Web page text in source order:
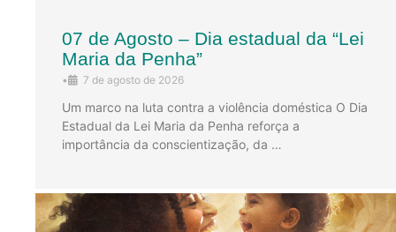
07 de Agosto – Dia estadual da “Lei
Maria da Penha”
• 7 de agosto de 2026
Um marco na luta contra a violência doméstica O Dia
Estadual da Lei Maria da Penha reforça a
importância da conscientização, da …